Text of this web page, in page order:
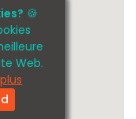
🍪
Web.